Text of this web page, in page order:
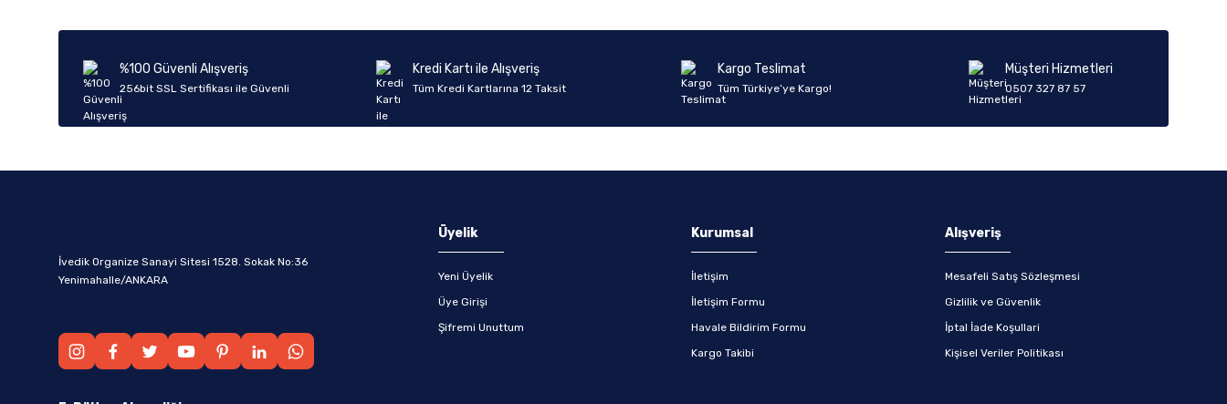
%100 Güvenli Alışveriş
256bit SSL Sertifikası ile Güvenli
Kredi Kartı ile Alışveriş
Tüm Kredi Kartlarına 12 Taksit
Kargo Teslimat
Tüm Türkiye’ye Kargo!
Müşteri Hizmetleri
0507 327 87 57
İvedik Organize Sanayi Sitesi 1528. Sokak No:36
Yenimahalle/ANKARA
Üyelik
Yeni Üyelik
Üye Girişi
Şifremi Unuttum
Kurumsal
İletişim
İletişim Formu
Havale Bildirim Formu
Kargo Takibi
Alışveriş
Mesafeli Satış Sözleşmesi
Gizlilik ve Güvenlik
İptal İade Koşullari
Kişisel Veriler Politikası